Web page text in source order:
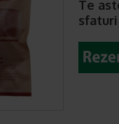
Te